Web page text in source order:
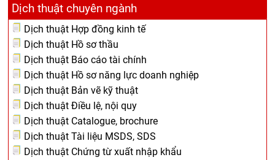
Dịch thuật chuyên ngành
Dịch thuật Hợp đồng kinh tế
Dịch thuật Hồ sơ thầu
Dịch thuật Báo cáo tài chính
Dịch thuật Hồ sơ năng lực doanh nghiệp
Dịch thuật Bản vẽ kỹ thuật
Dịch thuật Điều lệ, nội quy
Dịch thuật Catalogue, brochure
Dịch thuật Tài liệu MSDS, SDS
Dịch thuật Chứng từ xuất nhập khẩu